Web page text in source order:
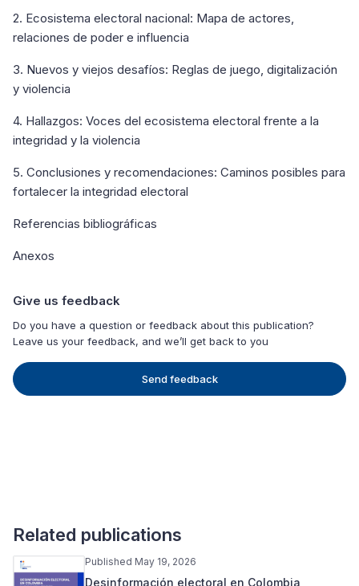
2. Ecosistema electoral nacional: Mapa de actores,
relaciones de poder e influencia
3. Nuevos y viejos desafíos: Reglas de juego, digitalización
y violencia
4. Hallazgos: Voces del ecosistema electoral frente a la
integridad y la violencia
5. Conclusiones y recomendaciones: Caminos posibles para
fortalecer la integridad electoral
Referencias bibliográficas
Anexos
Give us feedback
Do you have a question or feedback about this publication?
Leave us your feedback, and we’ll get back to you
Send feedback
Related publications
Published May 19, 2026
Desinformación electoral en Colombia